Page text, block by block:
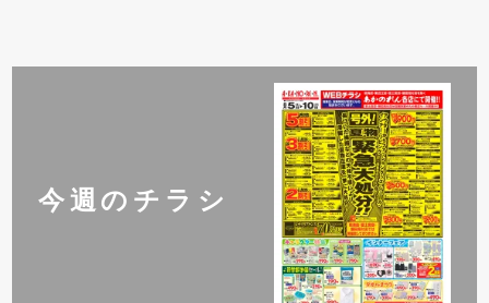
今週のチラシ